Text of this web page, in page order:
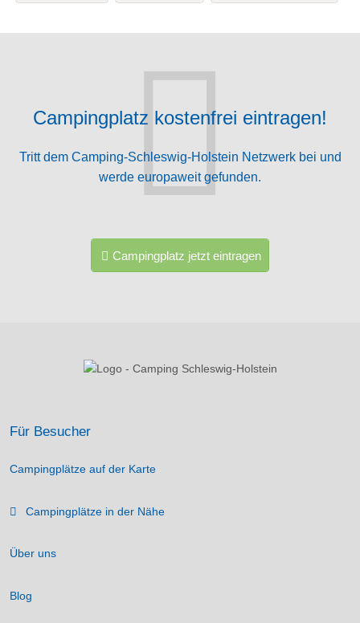
Campingplatz kostenfrei eintragen!
Tritt dem Camping-Schleswig-Holstein Netzwerk bei und
werde europaweit gefunden.
Campingplatz jetzt eintragen
Für Besucher
Campingplätze auf der Karte
Campingplätze in der Nähe
Über uns
Blog